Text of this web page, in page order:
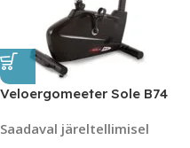
Veloergomeeter Sole B74
Saadaval järeltellimisel